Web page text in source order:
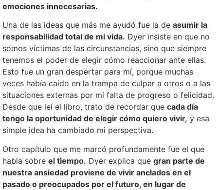
emociones innecesarias.
Una de las ideas que más me ayudó fue la de asumir la
responsabilidad total de mi vida. Dyer insiste en que no
somos víctimas de las circunstancias, sino que siempre
tenemos el poder de elegir cómo reaccionar ante ellas.
Esto fue un gran despertar para mí, porque muchas
veces había caído en la trampa de culpar a otros o a las
situaciones externas por mi falta de progreso o felicidad.
Desde que leí el libro, trato de recordar que cada día
tengo la oportunidad de elegir cómo quiero vivir, y esa
simple idea ha cambiado mi perspectiva.
Otro capítulo que me marcó profundamente fue el que
habla sobre el tiempo. Dyer explica que gran parte de
nuestra ansiedad proviene de vivir anclados en el
pasado o preocupados por el futuro, en lugar de